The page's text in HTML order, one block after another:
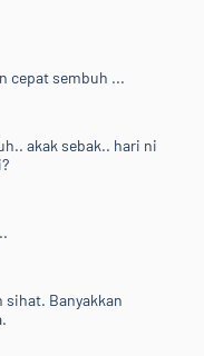
cepat sembuh ...
akak sebak.. hari ni
sihat. Banyakkan